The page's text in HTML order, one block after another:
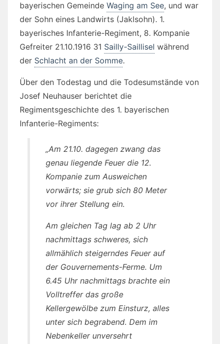
bayerischen Gemeinde Waging am See, und war
der Sohn eines Landwirts (Jaklsohn). 1.
bayerisches Infanterie-Regiment, 8. Kompanie
Gefreiter 21.10.1916 31 Sailly-Saillisel während
der Schlacht an der Somme.
Über den Todestag und die Todesumstände von
Josef Neuhauser berichtet die
Regimentsgeschichte des 1. bayerischen
Infanterie-Regiments:
„Am 21.10. dagegen zwang das
genau liegende Feuer die 12.
Kompanie zum Ausweichen
vorwärts; sie grub sich 80 Meter
vor ihrer Stellung ein.
Am gleichen Tag lag ab 2 Uhr
nachmittags schweres, sich
allmählich steigerndes Feuer auf
der Gouvernements-Ferme. Um
6.45 Uhr nachmittags brachte ein
Volltreffer das große
Kellergewölbe zum Einsturz, alles
unter sich begrabend. Dem im
Nebenkeller unversehrt